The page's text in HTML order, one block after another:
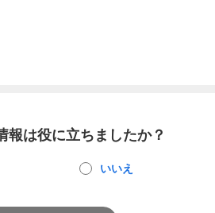
報は役に立ちましたか？
いいえ